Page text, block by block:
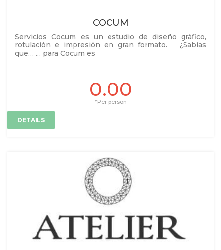
COCUM
Servicios Cocum es un estudio de diseño gráfico,
rotulación e impresión en gran formato. ¿Sabías
que… … para Cocum es
0.00
*Per person
DETAILS